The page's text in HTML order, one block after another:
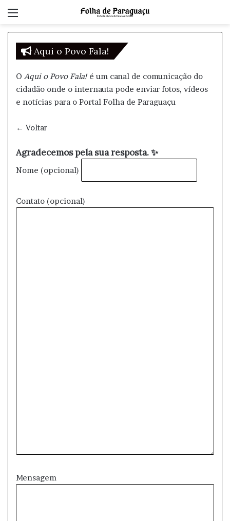
Aqui o Povo Fala!
O Aqui o Povo Fala! é um canal de comunicação do
cidadão onde o internauta pode enviar fotos, vídeos
e notícias para o Portal Folha de Paraguaçu
← Voltar
Agradecemos pela sua resposta. ✨
Nome (opcional)
Contato (opcional)
Mensagem